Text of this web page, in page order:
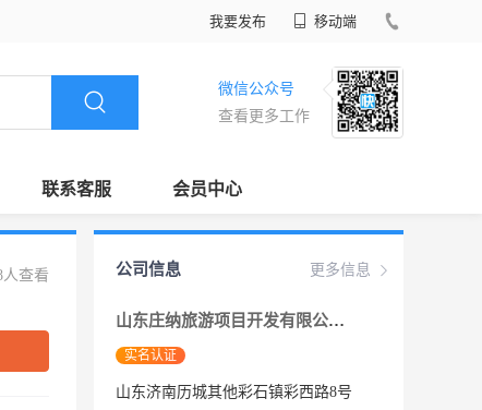
我要发布 移动端
微信公众号
查看更多工作
联系客服 会员中心
人查看 更多信息
公司信息
山东庄纳旅游项目开发有限公司
实名认证
山东济南历城其他彩石镇彩西路8号